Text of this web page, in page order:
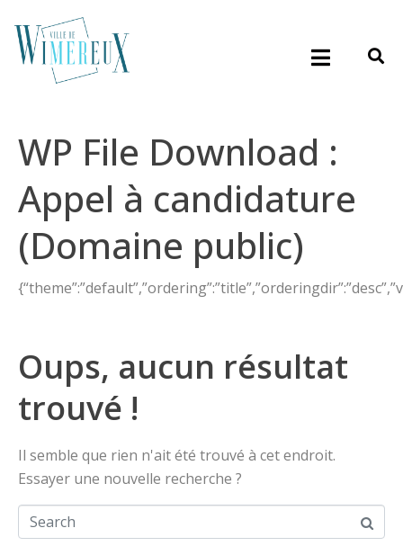
WP File Download :
Appel à candidature
(Domaine public)
Oups, aucun résultat
trouvé !
Il semble que rien n'ait été trouvé à cet endroit.
Essayer une nouvelle recherche ?